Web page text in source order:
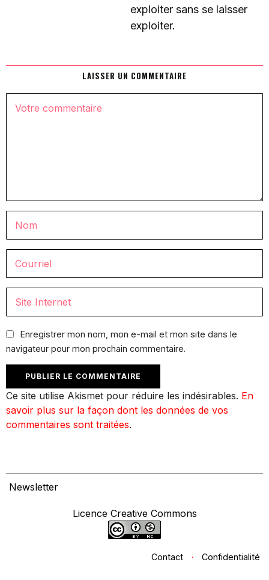
exploiter sans se laisser
exploiter.
LAISSER UN COMMENTAIRE
Enregistrer mon nom, mon e-mail et mon site dans le
navigateur pour mon prochain commentaire.
Ce site utilise Akismet pour réduire les indésirables. En
savoir plus sur la façon dont les données de vos
commentaires sont traitées.
Newsletter
Licence Creative Commons
Contact · Confidentialité